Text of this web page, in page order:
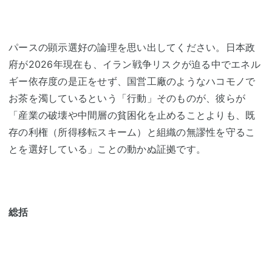
パースの顕示選好の論理を思い出してください。日本政
府が2026年現在も、イラン戦争リスクが迫る中でエネル
ギー依存度の是正をせず、国営工廠のようなハコモノで
お茶を濁しているという「行動」そのものが、彼らが
「産業の破壊や中間層の貧困化を止めることよりも、既
存の利権（所得移転スキーム）と組織の無謬性を守るこ
とを選好している」ことの動かぬ証拠です。
総括